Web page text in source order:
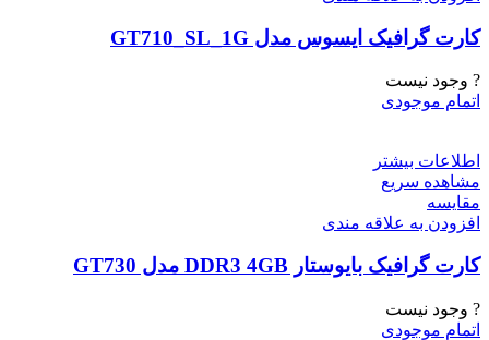
کارت گرافیک ایسوس مدل GT710_SL_1G
? وجود نیست
اتمام موجودی
اطلاعات بیشتر
مشاهده سریع
مقایسه
افزودن به علاقه مندی
کارت گرافیک بایوستار DDR3 4GB مدل GT730
? وجود نیست
اتمام موجودی